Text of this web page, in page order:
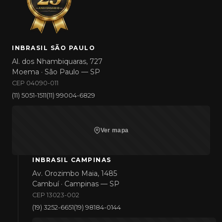
INBRASIL SÃO PAULO
Al. dos Nhambiquaras, 727
Moema · São Paulo — SP
CEP 04090-011
(11) 5051-1511(11) 99004-6829
Ver mapa
INBRASIL CAMPINAS
Av. Orozimbo Maia, 1485
Cambuí · Campinas — SP
CEP 13023-002
(19) 3252-6651(19) 98184-0144